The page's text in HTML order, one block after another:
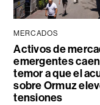
MERCADOS
Activos de
emergentes
temor a que el
sobre Ormuz
tensiones